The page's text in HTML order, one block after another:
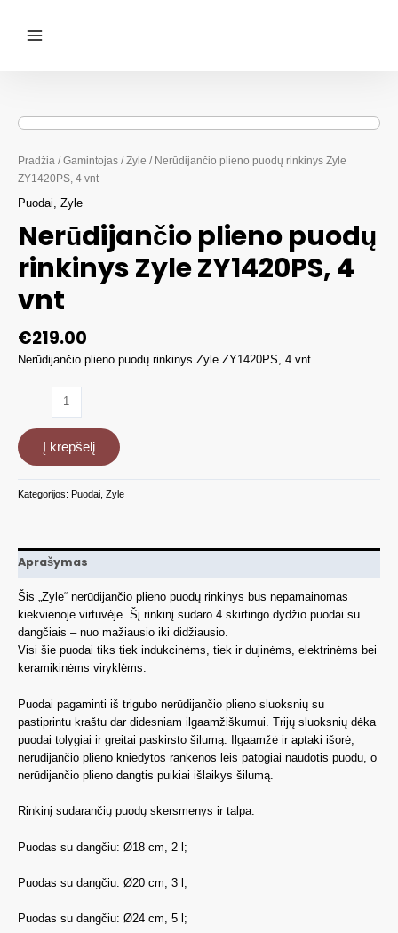
turinio
Pradžia /Gamintojas /Zyle / Nerūdijančio plieno puodų rinkinys Zyle
ZY1420PS, 4 vnt
Puodai, Zyle
Nerūdijančio plieno puodų
rinkinys Zyle ZY1420PS, 4
vnt
€219.00
Nerūdijančio plieno puodų rinkinys Zyle ZY1420PS, 4 vnt
Nerūdijančio
plieno
puodų
Zyle
vnt
Į krepšelį
Kategorijos: Puodai Zyle
Aprašymas
Šis „Zyle“ nerūdijančio plieno puodų rinkinys bus nepamainomas
kiekvienoje virtuvėje. Šį rinkinį sudaro 4 skirtingo dydžio puodai su
dangčiais – nuo mažiausio iki didžiausio.
Visi šie puodai tiks tiek indukcinėms, tiek ir dujinėms, elektrinėms bei
keramikinėms viryklėms.
Puodai pagaminti iš trigubo nerūdijančio plieno sluoksnių su
pastiprintu kraštu dar didesniam ilgaamžiškumui. Trijų sluoksnių dėka
puodai tolygiai ir greitai paskirsto šilumą. Ilgaamžė ir aptaki išorė,
nerūdijančio plieno kniedytos rankenos leis patogiai naudotis puodu, o
nerūdijančio plieno dangtis puikiai išlaikys šilumą.
Rinkinį sudarančių puodų skersmenys ir talpa:
Puodas su dangčiu: Ø18 cm, 2 l;
Puodas su dangčiu: Ø20 cm, 3 l;
Puodas su dangčiu: Ø24 cm, 5 l;